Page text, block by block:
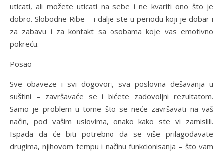
uticati, ali možete uticati na sebe i ne kvariti ono što je
dobro. Slobodne Ribe – i dalje ste u periodu koji je dobar i
za zabavu i za kontakt sa osobama koje vas emotivno
pokreću.
Posao
Sve obaveze i svi dogovori, sva poslovna dešavanja u
suštini – završavaće se i bićete zadovoljni rezultatom.
Samo je problem u tome što se neće završavati na vaš
način, pod vašim uslovima, onako kako ste vi zamislili.
Ispada da će biti potrebno da se više prilagođavate
drugima, njihovom tempu i načinu funkcionisanja – što vam